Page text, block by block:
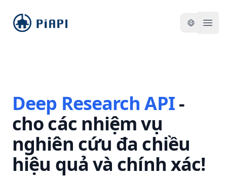
piapi
Deep Research API-
cho các nhiệm vụ
nghiên cứu đa chiều
hiệu quả và chính xác!